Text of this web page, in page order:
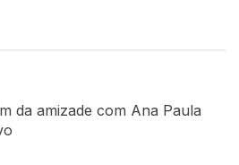
da amizade com Ana Paula